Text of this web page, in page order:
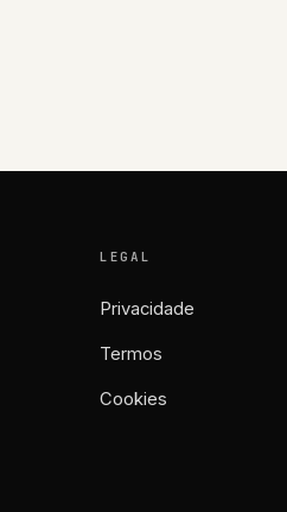
LEGAL
Privacidade
Termos
Cookies